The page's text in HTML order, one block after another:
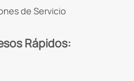
de Servicio
Rápidos: